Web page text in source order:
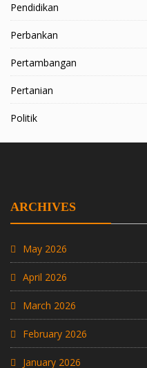
Pendidikan
Perbankan
Pertambangan
Pertanian
Politik
ARCHIVES
May 2026
April 2026
March 2026
February 2026
January 2026